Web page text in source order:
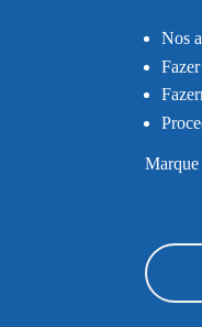
Nos
Marque